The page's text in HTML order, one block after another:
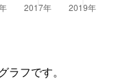
フです。